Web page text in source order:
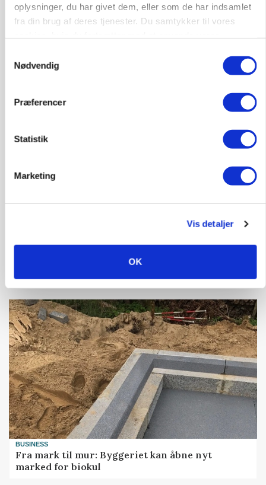
oplysninger, du har givet dem, eller som de har indsamlet
fra din brug af deres tjenester. Du samtykker til vores
Nødvendig
Præferencer
Statistik
Marketing
Vis detaljer
OK
BUSINESS
Ejer eller medejer? Nyt tv-format udfordrer
landbrugets ejerstruktur
MARKED
Annonce
Loading...
BUSINESS
Fra mark til mur: Byggeriet kan åbne nyt
marked for biokul